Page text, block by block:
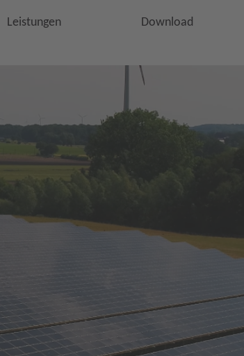
Leistungen Download